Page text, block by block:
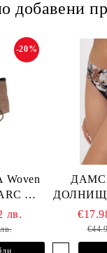
добавени
-20%
лв.
ДОЛНИЩЕ
L2505-